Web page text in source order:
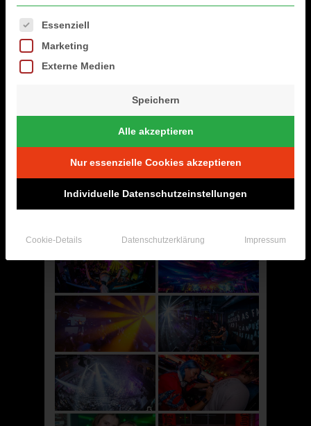
Es folgt eine Liste der Service-Gruppen, für die eine Einwilligung erteilt
Essenziell
Marketing
Externe Medien
Speichern
Alle akzeptieren
Nur essenzielle Cookies akzeptieren
Individuelle Datenschutzeinstellungen
Cookie-Details Datenschutzerklärung Impressum